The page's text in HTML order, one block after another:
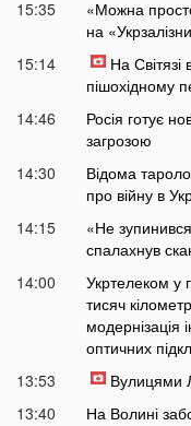
15:35
«Можна
на
15:14
На
пішохідному
14:46
Росія готує
загрозою
14:30
Відома
про війну в
14:15
«Не
спалахнув
14:00
Укртелеком у
тисяч
модернізація
оптичних
13:53
Вулицями
13:40
На Волині